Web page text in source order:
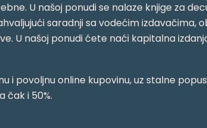
U našoj ponudi se nalaze knjige za
saradnji sa vodećim izdavačima,
U našoj ponudi ćete naći kapitalna
i povoljnu online kupovinu, uz stalne
čak i 50%.